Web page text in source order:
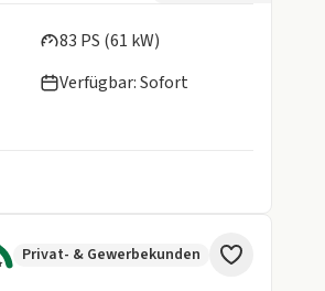
83 PS (61 kW)
Verfügbar: Sofort
Privat- & Gewerbekunden